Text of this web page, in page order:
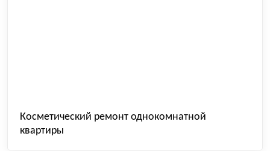
Косметический ремонт однокомнатной
квартиры